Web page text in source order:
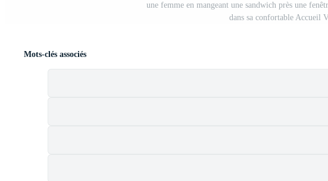
une femme en mangeant une sandwich près une
dans sa confortable Accueil
Mots-clés associés